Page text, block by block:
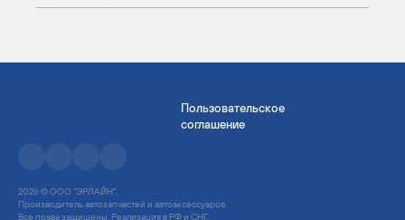
Пользовательское
соглашение
2026 © ООО "ЭРЛАЙН".
Производитель автозапчастей и автоаксессуаров.
Все права защищены. Реализация в РФ и СНГ.